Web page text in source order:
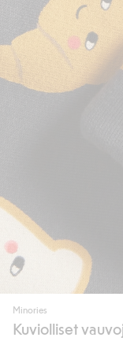
Minories
Kuviolliset